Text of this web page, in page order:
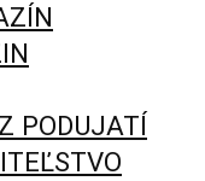
PODUJATÍ